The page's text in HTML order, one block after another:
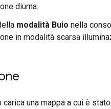
diurna.
modalità Buio nella
in modalità scarsa
carica una mappa a cui è